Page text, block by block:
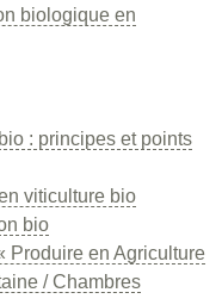
biologique en
: principes et points
viticulture bio
bio
Produire en Agriculture
/ Chambres